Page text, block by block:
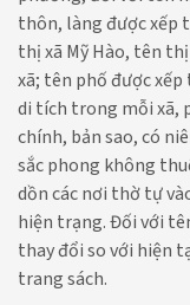
thôn, làng được xếp
thị xã Mỹ Hào, tên
xã; tên phố được
di tích trong mỗi xã,
chính, bản sao, có
sắc phong không
dồn các nơi thờ tự
hiện trạng. Đối với
thay đổi so với hiện
trang sách.